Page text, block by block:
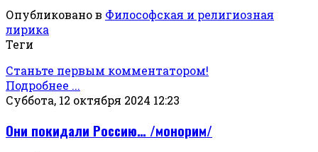
Опубликовано в Философская и религиозная
лирика
Теги
Станьте первым комментатором!
Подробнее ...
Суббота, 12 октября 2024 12:23
Они покидали Россию… /монорим/